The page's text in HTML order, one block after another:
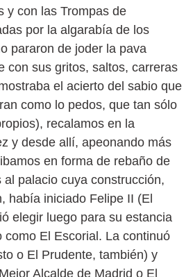
y con las Trompas de
por la algarabía de los
pararon de joder la pava
con sus gritos, saltos, carreras
el acierto del sabio que
como lo pedos, que tan sólo
recalamos en la
y desde allí, apeonando más
en forma de rebaño de
palacio cuya construcción,
había iniciado Felipe II (El
elegir luego para su estancia
como El Escorial. La continuó
o El Prudente, también) y
Alcalde de Madrid o El